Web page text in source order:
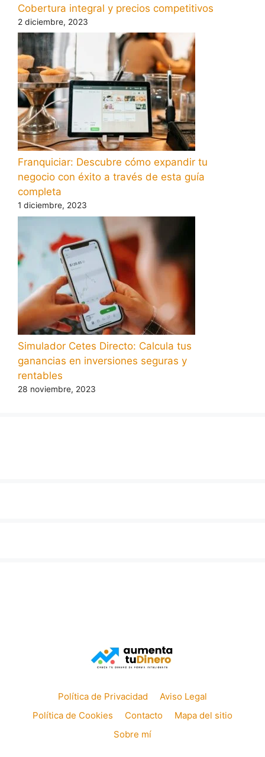
Cobertura integral y precios competitivos
2 diciembre, 2023
Franquiciar: Descubre cómo expandir tu
negocio con éxito a través de esta guía
completa
1 diciembre, 2023
Simulador Cetes Directo: Calcula tus
ganancias en inversiones seguras y
rentables
28 noviembre, 2023
Política de Privacidad
Aviso Legal
Política de Cookies
Contacto
Mapa del sitio
Sobre mí